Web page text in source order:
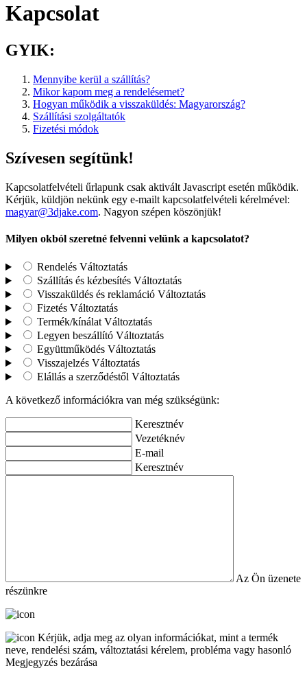
Kapcsolat
GYIK:
Mennyibe kerül a szállítás?
Mikor kapom meg a rendelésemet?
Hogyan működik a visszaküldés: Magyarország?
Szállítási szolgáltatók
Fizetési módok
Szívesen segítünk!
Kapcsolatfelvételi űrlapunk csak aktivált Javascript esetén működik.
Kérjük, küldjön nekünk egy e-mailt kapcsolatfelvételi kérelmével:
magyar@3djake.com. Nagyon szépen köszönjük!
Milyen okból szeretné felvenni velünk a kapcsolatot?
Rendelés Változtatás
Szállítás és kézbesítés Változtatás
Visszaküldés és reklamáció Változtatás
Fizetés Változtatás
Termék/kínálat Változtatás
Legyen beszállító Változtatás
Együttműködés Változtatás
Visszajelzés Változtatás
Elállás a szerződéstől Változtatás
A következő információkra van még szükségünk:
Keresztnév
Vezetéknév
E-mail
Keresztnév
Az Ön üzenete
részünkre
Kérjük, adja meg az olyan információkat, mint a termék
neve, rendelési szám, változtatási kérelem, probléma vagy hasonló
Megjegyzés bezárása